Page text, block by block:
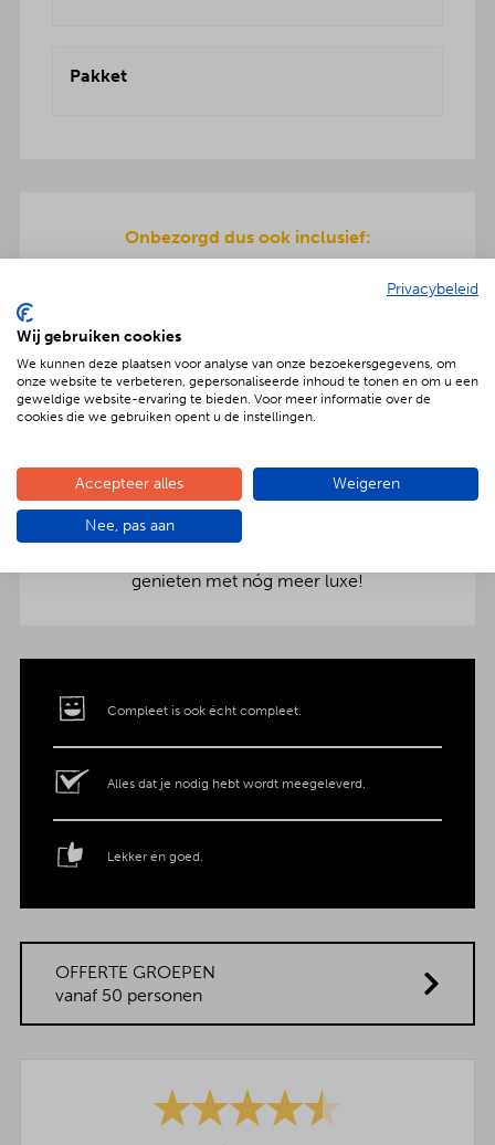
Pakket
Onbezorgd dus ook inclusief:
om de warme hapjes op te warmen. Gratis
Verras jouw gezelschap met een extra feestelijke
aankleding op tafel. Voor maar € 2,- per persoon
extra wordt het vlees en de salades in
genieten met nóg meer luxe!
Compleet is ook écht compleet.
Alles dat je nodig hebt wordt meegeleverd.
Lekker én goed.
OFFERTE GROEPEN
vanaf 50 personen
Privacybeleid
Wij gebruiken cookies
We kunnen deze plaatsen voor analyse van onze bezoekersgegevens, om
onze website te verbeteren, gepersonaliseerde inhoud te tonen en om u een
geweldige website-ervaring te bieden. Voor meer informatie over de
cookies die we gebruiken opent u de instellingen.
Accepteer alles Weigeren
Nee, pas aan